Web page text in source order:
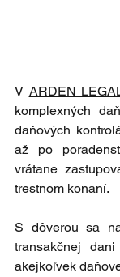
V ARDEN
komplexných
daňových
až po
vrátane
trestnom konaní.
S dôverou sa
transakčnej
akejkoľvek